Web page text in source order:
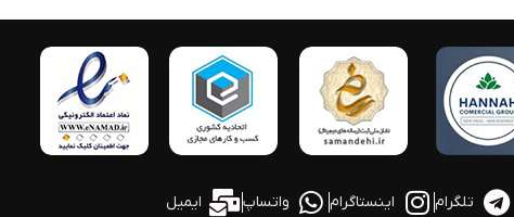
تلگرام اینستاگرام واتساپ ایمیل